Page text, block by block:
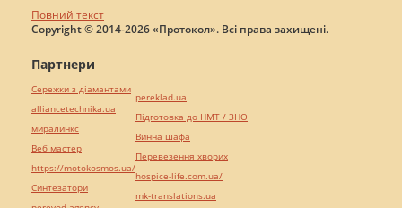
Повний текст
Copyright © 2014-2026 «Протокол». Всі права захищені.
Партнери
Сережки з діамантами
alliancetechnika.ua
миралинкс
Веб мастер
https://motokosmos.ua/
Синтезатори
pereklad.ua
Підготовка до НМТ / ЗНО
Винна шафа
Перевезення хворих
hospice-life.com.ua/
mk-translations.ua